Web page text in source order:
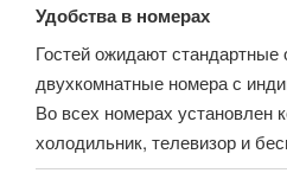
Удобства в номерах
Гостей ожидают
двухкомнатные номера с
Во всех номерах установлен
холодильник, телевизор и